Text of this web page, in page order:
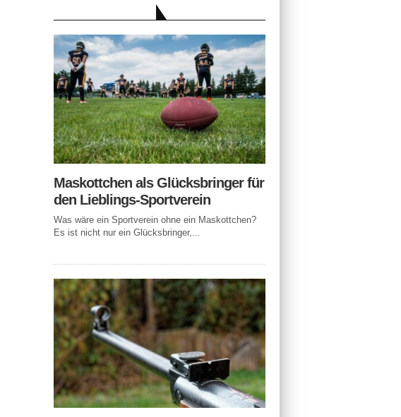
Maskottchen als Glücksbringer für
den Lieblings-Sportverein
Was wäre ein Sportverein ohne ein Maskottchen?
Es ist nicht nur ein Glücksbringer,...